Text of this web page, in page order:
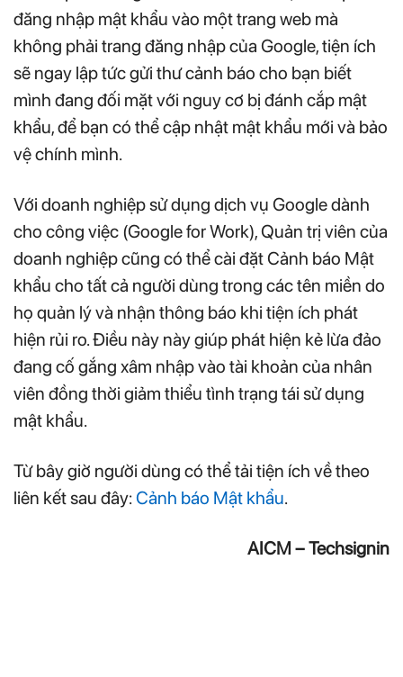
đăng nhập mật khẩu vào một trang web mà
không phải trang đăng nhập của Google, tiện ích
sẽ ngay lập tức gửi thư cảnh báo cho bạn biết
mình đang đối mặt với nguy cơ bị đánh cắp mật
khẩu, để bạn có thể cập nhật mật khẩu mới và bảo
vệ chính mình.
Với doanh nghiệp sử dụng dịch vụ Google dành
cho công việc (Google for Work), Quản trị viên của
doanh nghiệp cũng có thể cài đặt Cảnh báo Mật
khẩu cho tất cả người dùng trong các tên miền do
họ quản lý và nhận thông báo khi tiện ích phát
hiện rủi ro. Điều này này giúp phát hiện kẻ lừa đảo
đang cố gắng xâm nhập vào tài khoản của nhân
viên đồng thời giảm thiểu tình trạng tái sử dụng
mật khẩu.
Từ bây giờ người dùng có thể tải tiện ích về theo
liên kết sau đây:Cảnh báo Mật khẩu.
AICM – Techsignin